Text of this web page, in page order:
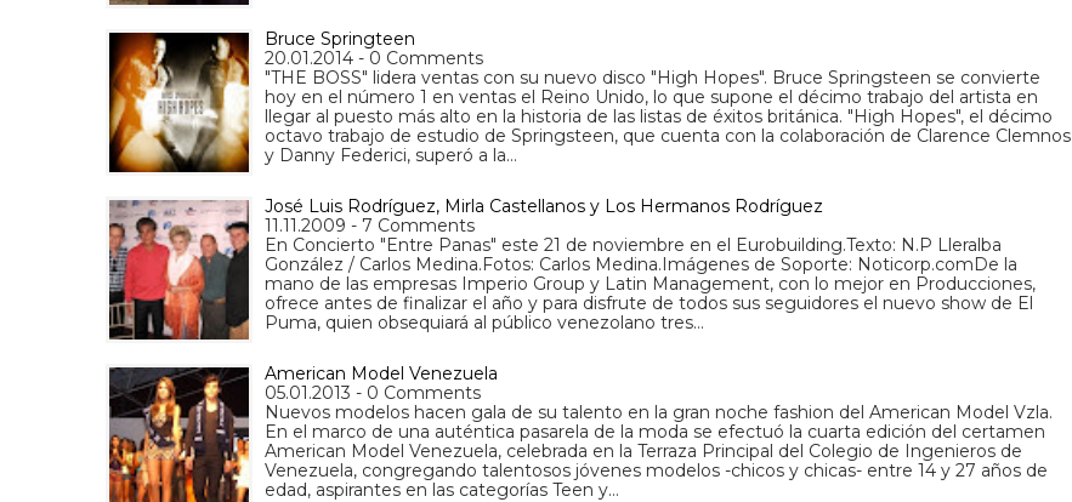
Bruce Springteen
20.01.2014 - 0 Comments
"THE BOSS" lidera ventas con su nuevo disco "High Hopes". Bruce Springsteen se convierte
hoy en el número 1 en ventas el Reino Unido, lo que supone el décimo trabajo del artista en
llegar al puesto más alto en la historia de las listas de éxitos británica. "High Hopes", el décimo
octavo trabajo de estudio de Springsteen, que cuenta con la colaboración de Clarence Clemnos
y Danny Federici, superó a la…
José Luis Rodríguez, Mirla Castellanos y Los Hermanos Rodríguez
11.11.2009 - 7 Comments
En Concierto "Entre Panas" este 21 de noviembre en el Eurobuilding.Texto: N.P Lleralba
González / Carlos Medina.Fotos: Carlos Medina.Imágenes de Soporte: Noticorp.comDe la
mano de las empresas Imperio Group y Latin Management, con lo mejor en Producciones,
ofrece antes de finalizar el año y para disfrute de todos sus seguidores el nuevo show de El
Puma, quien obsequiará al público venezolano tres…
American Model Venezuela
05.01.2013 - 0 Comments
Nuevos modelos hacen gala de su talento en la gran noche fashion del American Model Vzla.
En el marco de una auténtica pasarela de la moda se efectuó la cuarta edición del certamen
American Model Venezuela, celebrada en la Terraza Principal del Colegio de Ingenieros de
Venezuela, congregando talentosos jóvenes modelos -chicos y chicas- entre 14 y 27 años de
edad, aspirantes en las categorías Teen y…